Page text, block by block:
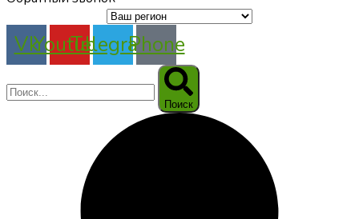
VkYoutubeTelegramPhone
Поиск